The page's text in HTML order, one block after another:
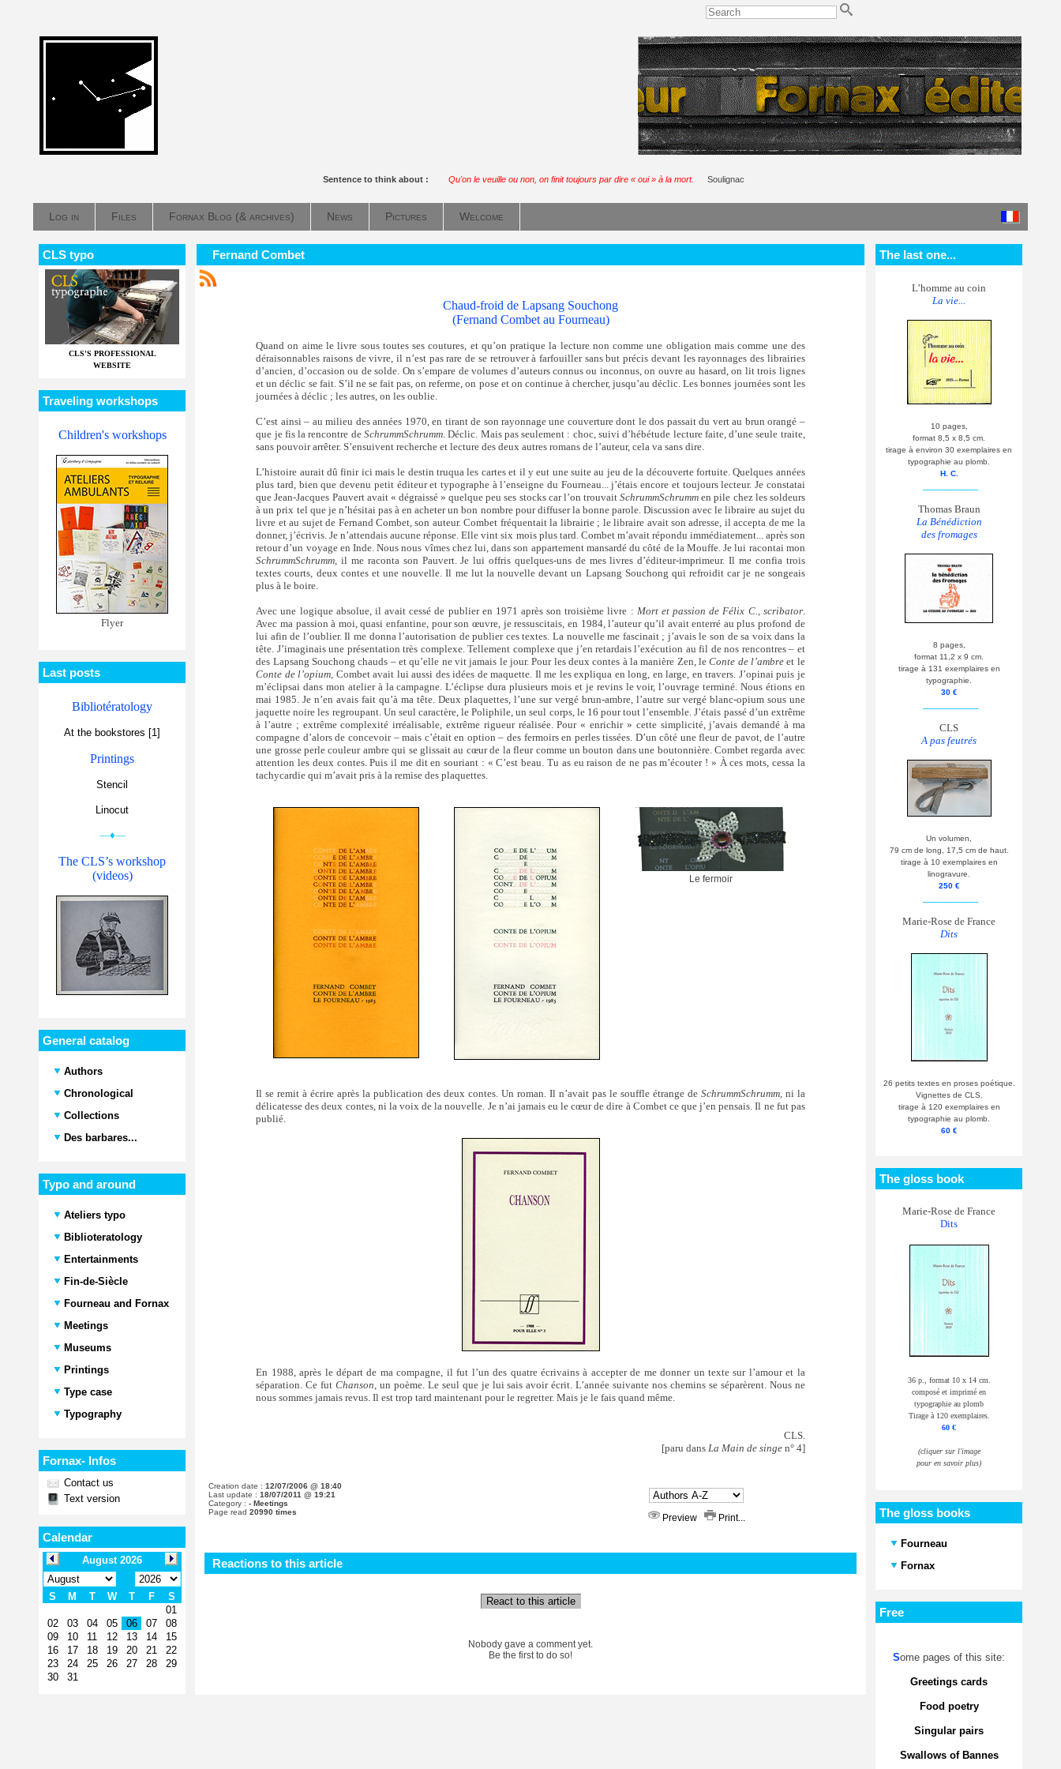
Sentence to think about : Qu'on le veuille ou non, on finit toujours par dire « oui » à la mort. Soulignac
Log in Files Fornax Blog (& archives) News Pictures Welcome
CLS typo
CLS'S PROFESSIONAL
WEBSITE
Traveling workshops
Children's workshops
Flyer
Last posts
Bibliotératology
At the bookstores [1]
Printings
Stencil
Linocut
—♦—
The CLS’s workshop
(videos)
General catalog
Authors
Chronological
Collections
Des barbares...
Typo and around
Ateliers typo
Biblioteratology
Entertainments
Fin-de-Siècle
Fourneau and Fornax
Meetings
Museums
Printings
Type case
Typography
Fornax- Infos
Contact us
Text version
Calendar
Fernand Combet
Chaud-froid de Lapsang Souchong
(Fernand Combet au Fourneau)
Quand on aime le livre sous toutes ses coutures, et qu’on pratique la lecture non comme une obligation mais comme une des
déraisonnables raisons de vivre, il n’est pas rare de se retrouver à farfouiller sans but précis devant les rayonnages des librairies
d’ancien, d’occasion ou de solde. On s’empare de volumes d’auteurs connus ou inconnus, on ouvre au hasard, on lit trois lignes
et un déclic se fait. S’il ne se fait pas, on referme, on pose et on continue à chercher, jusqu’au déclic. Les bonnes journées sont les
journées à déclic ; les autres, on les oublie.
C’est ainsi – au milieu des années 1970, en tirant de son rayonnage une couverture dont le dos passait du vert au brun orangé –
que je fis la rencontre de SchrummSchrumm. Déclic. Mais pas seulement : choc, suivi d’hébétude lecture faite, d’une seule traite,
sans pouvoir arrêter. S’ensuivent recherche et lecture des deux autres romans de l’auteur, cela va sans dire.
L’histoire aurait dû finir ici mais le destin truqua les cartes et il y eut une suite au jeu de la découverte fortuite. Quelques années
plus tard, bien que devenu petit éditeur et typographe à l’enseigne du Fourneau... j’étais encore et toujours lecteur. Je constatai
que Jean-Jacques Pauvert avait « dégraissé » quelque peu ses stocks car l’on trouvaitSchrummSchrumm en pile chez les soldeurs
à un prix tel que je n’hésitai pas à en acheter un bon nombre pour diffuser la bonne parole. Discussion avec le libraire au sujet du
livre et au sujet de Fernand Combet, son auteur. Combet fréquentait la librairie ; le libraire avait son adresse, il accepta de me la
donner, j’écrivis. Je n’attendais aucune réponse. Elle vint six mois plus tard. Combet m’avait répondu immédiatement... après son
retour d’un voyage en Inde. Nous nous vîmes chez lui, dans son appartement mansardé du côté de la Mouffe. Je lui racontai mon
SchrummSchrumm , il me raconta son Pauvert. Je lui offris quelques-uns de mes livres d’éditeur-imprimeur. Il me confia trois
textes courts, deux contes et une nouvelle. Il me lut la nouvelle devant un Lapsang Souchong qui refroidit car je ne songeais
plus à le boire.
Avec une logique absolue, il avait cessé de publier en 1971 après son troisième livre : Mort et passion de Félix C., scribator.
Avec ma passion à moi, quasi enfantine, pour son œuvre, je ressuscitais, en 1984, l’auteur qu’il avait enterré au plus profond de
lui afin de l’oublier. Il me donna l’autorisation de publier ces textes. La nouvelle me fascinait ; j’avais le son de sa voix dans la
tête. J’imaginais une présentation très complexe. Tellement complexe que j’en retardais l’exécution au fil de nos rencontres – et
des Lapsang Souchong chauds – et qu’elle ne vit jamais le jour. Pour les deux contes à la manière Zen, leConte de l’ambre et le
Conte de l’opium, Combet avait lui aussi des idées de maquette. Il me les expliqua en long, en large, en travers. J’opinai puis je
m’éclipsai dans mon atelier à la campagne. L’éclipse dura plusieurs mois et je revins le voir, l’ouvrage terminé. Nous étions en
mai 1985. Je n’en avais fait qu’à ma tête. Deux plaquettes, l’une sur vergé brun-ambre, l’autre sur vergé blanc-opium sous une
jaquette noire les regroupant. Un seul caractère, le Poliphile, un seul corps, le 16 pour tout l’ensemble. J’étais passé d’un extrême
à l’autre ; extrême complexité irréalisable, extrême rigueur réalisée. Pour « enrichir » cette simplicité, j’avais demandé à ma
compagne d’alors de concevoir – mais c’était en option – des fermoirs en perles tissées. D’un côté une fleur de pavot, de l’autre
une grosse perle couleur ambre qui se glissait au cœur de la fleur comme un bouton dans une boutonnière. Combet regarda avec
attention les deux contes. Puis il me dit en souriant : « C’est beau. Tu as eu raison de ne pas m’écouter ! » À ces mots, cessa la
tachycardie qui m’avait pris à la remise des plaquettes.
Le fermoir
Il se remit à écrire après la publication des deux contes. Un roman. Il n’avait pas le souffle étrange de SchrummSchrumm, ni la
délicatesse des deux contes, ni la voix de la nouvelle. Je n’ai jamais eu le cœur de dire à Combet ce que j’en pensais. Il ne fut pas
publié.
En 1988, après le départ de ma compagne, il fut l’un des quatre écrivains à accepter de me donner un texte sur l’amour et la
séparation. Ce futChanson, un poème. Le seul que je lui sais avoir écrit. L’année suivante nos chemins se séparèrent. Nous ne
nous sommes jamais revus. Il est trop tard maintenant pour le regretter. Mais je le fais quand même.
CLS.
[paru dans La Main de singen° 4]
Creation date : 12/07/2006 @ 18:40
Last update : 18/07/2011 @ 19:21
Category : - Meetings
Page read 20990 times
Preview Print...
Reactions to this article
React to this article
Nobody gave a comment yet.
Be the first to do so!
The last one...
L’homme au coin
La vie...
10 pages,
format 8,5 x 8,5 cm.
tirage à environ 30 exemplaires en
typographie au plomb.
H. C.
Thomas Braun
La Bénédiction
des fromages
8 pages,
format 11,2 x 9 cm.
tirage à 131 exemplaires en
typographie.
30 €
CLS
A pas feutrés
Un volumen,
79 cm de long, 17,5 cm de haut.
tirage à 10 exemplaires en
linogravure.
250 €
Marie-Rose de France
Dits
26 petits textes en proses poétique.
Vignettes de CLS.
tirage à 120 exemplaires en
typographie au plomb.
60 €
The gloss book
Marie-Rose de France
Dits
36 p., format 10 x 14 cm.
composé et imprimé en
typographie au plomb
Tirage à 120 exemplaires.
60 €
(cliquer sur l'image
pour en savoir plus)
The gloss books
Fourneau
Fornax
Free
Some pages of this site:
Greetings cards
Food poetry
Singular pairs
Swallows of Bannes